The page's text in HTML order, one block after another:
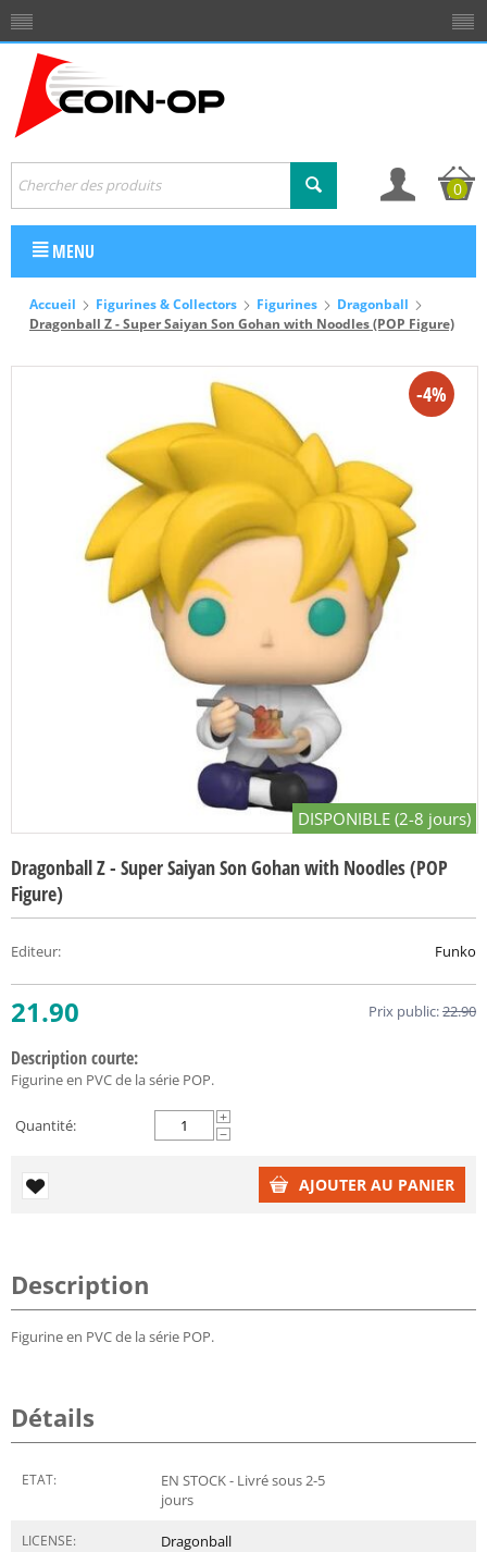
0
MENU
Accueil Figurines & Collectors Figurines
Dragonball
Dragonball Z - Super Saiyan Son Gohan with Noodles (POP Figure)
-4%
DISPONIBLE (2-8 jours)
Dragonball Z - Super Saiyan Son Gohan with Noodles (POP
Figure)
Editeur: Funko
21.90 Prix public:22.90
Description courte:
Figurine en PVC de la série POP.
Quantité:
+
−
AJOUTER AU PANIER
Description
Figurine en PVC de la série POP.
Détails
ETAT:
EN STOCK - Livré sous 2-5
jours
LICENSE: Dragonball